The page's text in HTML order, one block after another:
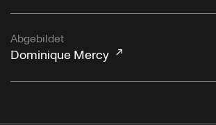
Abgebildet
Dominique Mercy